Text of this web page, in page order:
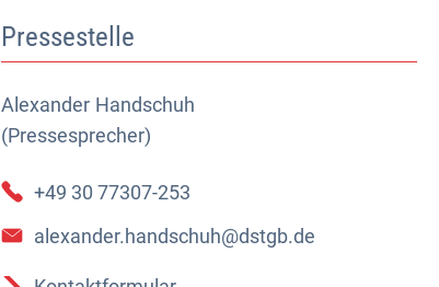
Pressestelle
Alexander Handschuh
(Pressesprecher)
Alexander Handschuh (Pressesprecher)
+49 30 77307-253
alexander.handschuh@dstgb.de